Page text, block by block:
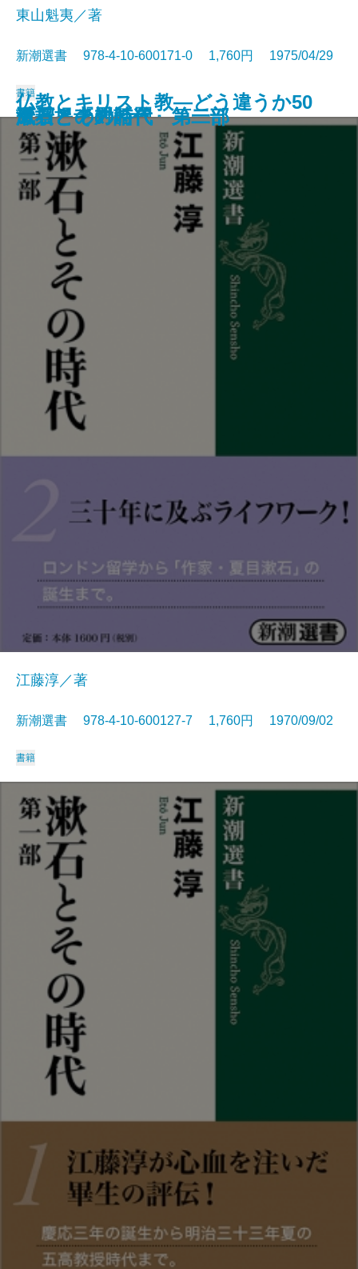
仏教とキリスト教―どう違うか50
のQ＆A―
謎とき『罪と罰』
唐招提寺への道
東山魁夷／著
新潮選書 978-4-10-600171-0 1,760円 1975/04/29
書籍
漱石とその時代 第二部
江藤淳／著
新潮選書 978-4-10-600127-7 1,760円 1970/09/02
書籍
漱石とその時代 第一部
風景との対話